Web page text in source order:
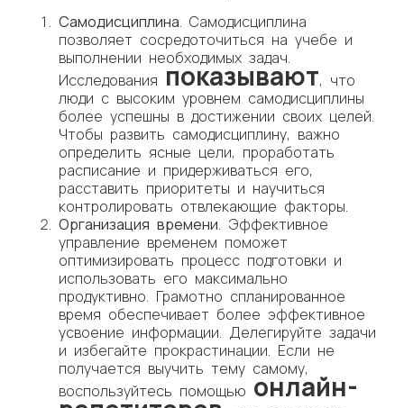
Самодисциплина. Самодисциплина
позволяет сосредоточиться на учебе и
выполнении необходимых задач.
Исследования показывают, что
люди с высоким уровнем самодисциплины
более успешны в достижении своих целей.
Чтобы развить самодисциплину, важно
определить ясные цели, проработать
расписание и придерживаться его,
расставить приоритеты и научиться
контролировать отвлекающие факторы.
Организация времени. Эффективное
управление временем поможет
оптимизировать процесс подготовки и
использовать его максимально
продуктивно. Грамотно спланированное
время обеспечивает более эффективное
усвоение информации. Делегируйте задачи
и избегайте прокрастинации. Если не
получается выучить тему самому,
воспользуйтесь помощью онлайн-